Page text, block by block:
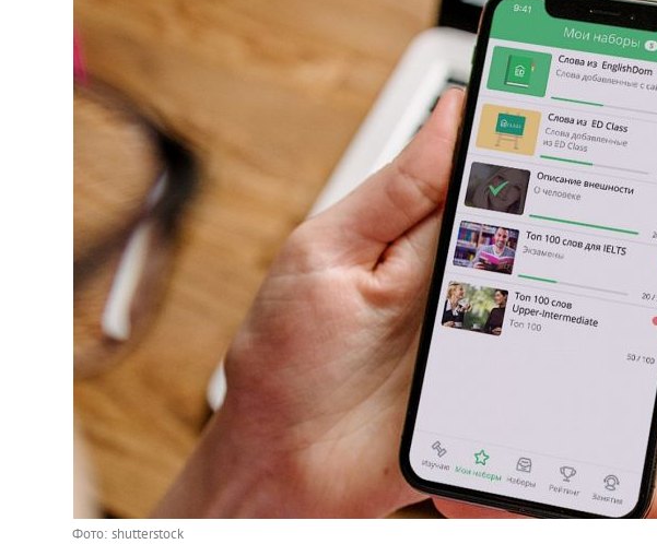
Фото: shutterstock